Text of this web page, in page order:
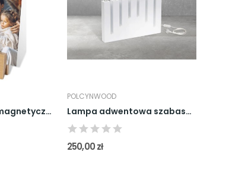
Drewniany klips magnetyczny do zdjęć -...
POLCYNWOOD
Lampa adwentowa szabasowa świecznik świąteczny...
250,00 zł